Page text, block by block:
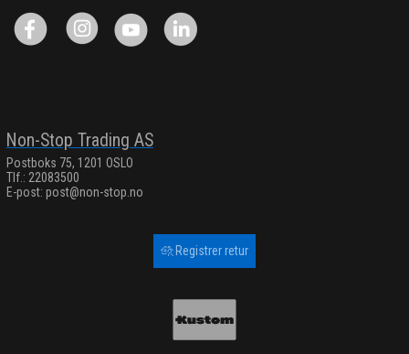
Non-Stop Trading AS
Postboks 75, 1201 OSLO
Tlf.: 22083500
E-post: post@non-stop.no
Registrer retur